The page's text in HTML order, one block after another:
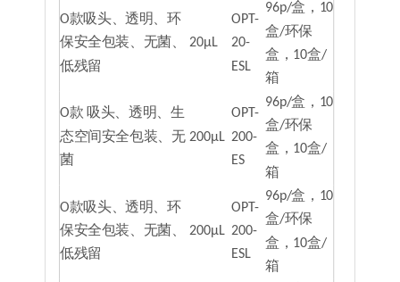
O款吸头、透明、环
保安全包装、无菌、
低残留
20μL
OPT-
20-
ESL
96p/盒，10
盒/环保
盒，10盒/
箱
O款 吸头、透明、生
态空间安全包装、无
菌
200μL
OPT-
200-
ES
96p/盒，10
盒/环保
盒，10盒/
箱
O款吸头、透明、环
保安全包装、无菌、
低残留
200μL
OPT-
200-
ESL
96p/盒，10
盒/环保
盒，10盒/
箱